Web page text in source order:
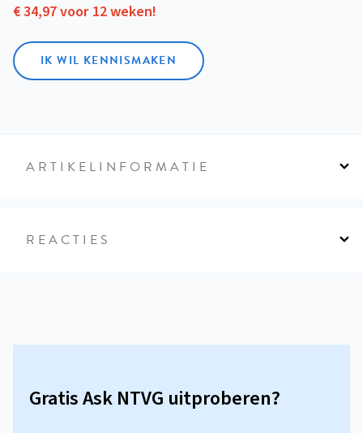
€ 34,97 voor 12 weken!
IK WIL KENNISMAKEN
ARTIKELINFORMATIE
REACTIES
Gratis Ask NTVG uitproberen?